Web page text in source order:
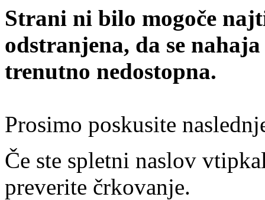
Strani ni bilo mogoče
odstranjena, da se
trenutno nedostopna.
Prosimo poskusite
Če ste spletni naslov
preverite črkovanje.